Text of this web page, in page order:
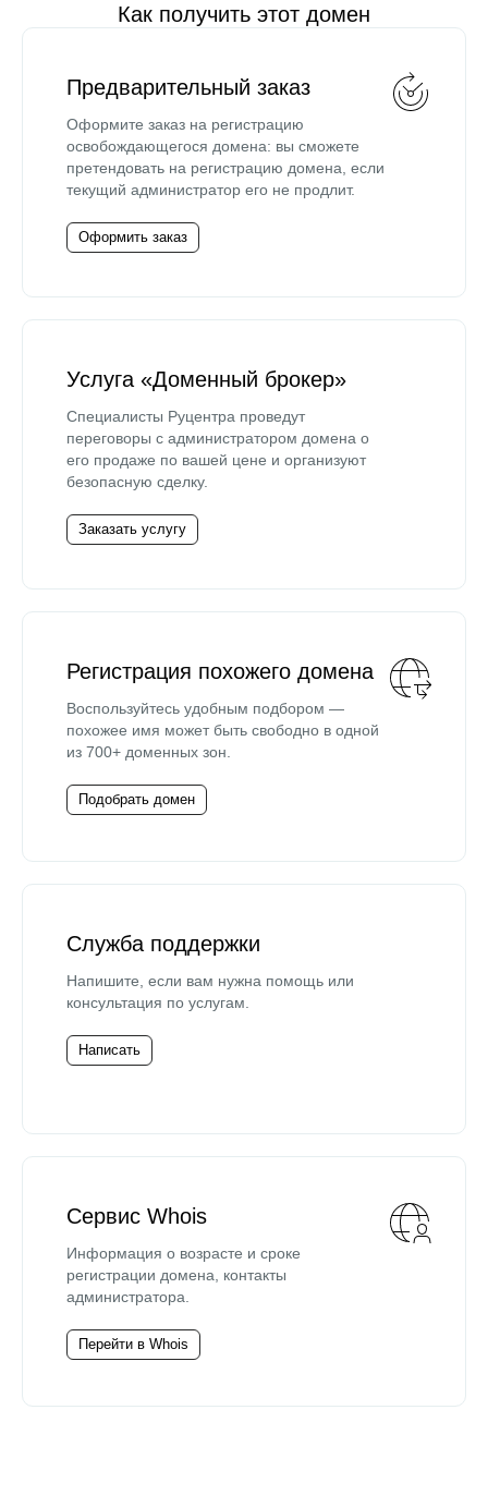
Как получить этот домен
Предварительный заказ
Оформите заказ на регистрацию
освобождающегося домена: вы сможете
претендовать на регистрацию домена, если
текущий администратор его не продлит.
Оформить заказ
Услуга «Доменный брокер»
Специалисты Руцентра проведут
переговоры с администратором домена о
его продаже по вашей цене и организуют
безопасную сделку.
Заказать услугу
Регистрация похожего домена
Воспользуйтесь удобным подбором —
похожее имя может быть свободно в одной
из 700+ доменных зон.
Подобрать домен
Служба поддержки
Напишите, если вам нужна помощь или
консультация по услугам.
Написать
Сервис Whois
Информация о возрасте и сроке
регистрации домена, контакты
администратора.
Перейти в Whois